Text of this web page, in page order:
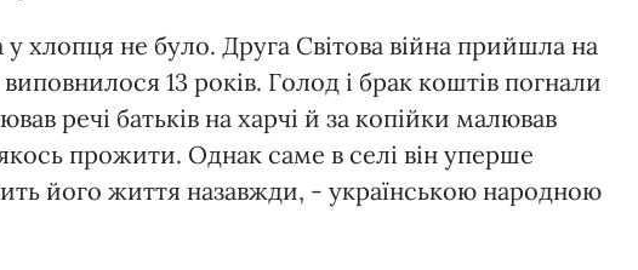
хлопця не було. Друга Світова війна прийшла на
13 років. Голод і брак коштів погнали
речі батьків на харчі й за копійки малював
прожити. Однак саме в селі він уперше
його життя назавжди, - українською народною